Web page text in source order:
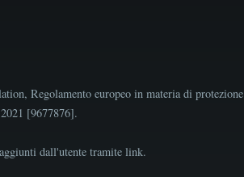
Regolamento europeo in materia di protezione
[9677876].
dall'utente tramite link.